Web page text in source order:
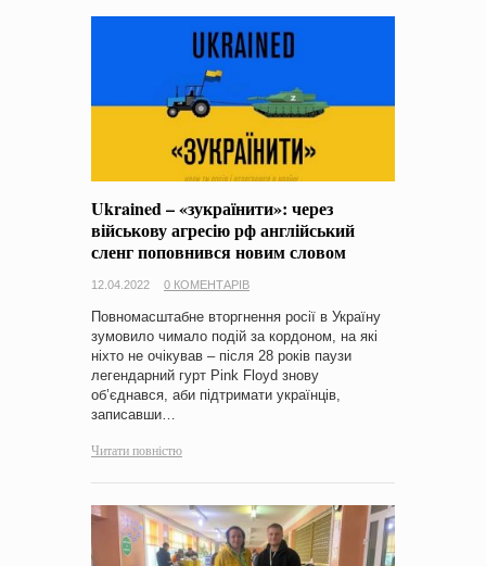
Ukrained – «зукраїнити»: через
військову агресію рф англійський
сленг поповнився новим словом
12.04.2022 0 КОМЕНТАРІВ
Повномасштабне вторгнення росії в Україну
зумовило чимало подій за кордоном, на які
ніхто не очікував – після 28 років паузи
легендарний гурт Pink Floyd знову
об’єднався, аби підтримати українців,
записавши…
Читати повністю